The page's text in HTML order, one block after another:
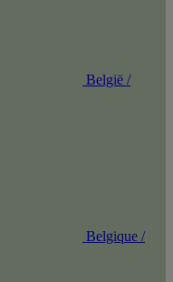
België /
Belgique /